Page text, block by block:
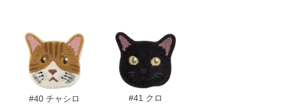
#40 チャシロ #41 クロ